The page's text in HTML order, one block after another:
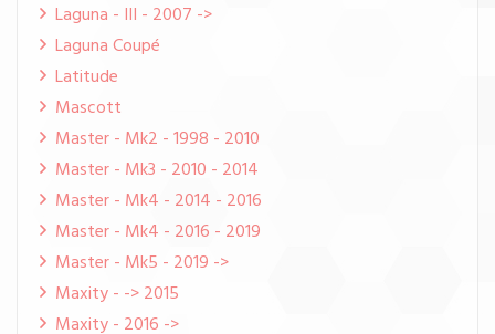
Laguna - III - 2007 ->
Laguna Coupé
Latitude
Mascott
Master - Mk2 - 1998 - 2010
Master - Mk3 - 2010 - 2014
Master - Mk4 - 2014 - 2016
Master - Mk4 - 2016 - 2019
Master - Mk5 - 2019 ->
Maxity - -> 2015
Maxity - 2016 ->